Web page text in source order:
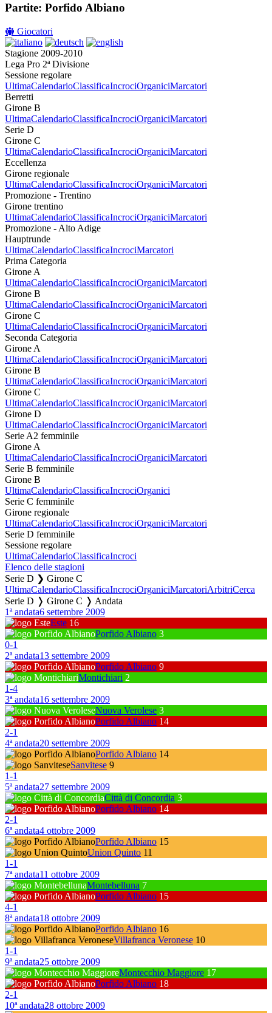
Partite: Porfido Albiano
Giocatori
Stagione 2009-2010
Lega Pro 2ª Divisione
Sessione regolare
UltimaCalendarioClassificaIncrociOrganiciMarcatori
Berretti
Girone B
UltimaCalendarioClassificaIncrociOrganiciMarcatori
Serie D
Girone C
UltimaCalendarioClassificaIncrociOrganiciMarcatori
Eccellenza
Girone regionale
UltimaCalendarioClassificaIncrociOrganiciMarcatori
Promozione - Trentino
Girone trentino
UltimaCalendarioClassificaIncrociOrganiciMarcatori
Promozione - Alto Adige
Hauptrunde
UltimaCalendarioClassificaIncrociMarcatori
Prima Categoria
Girone A
UltimaCalendarioClassificaIncrociOrganiciMarcatori
Girone B
UltimaCalendarioClassificaIncrociOrganiciMarcatori
Girone C
UltimaCalendarioClassificaIncrociOrganiciMarcatori
Seconda Categoria
Girone A
UltimaCalendarioClassificaIncrociOrganiciMarcatori
Girone B
UltimaCalendarioClassificaIncrociOrganiciMarcatori
Girone C
UltimaCalendarioClassificaIncrociOrganiciMarcatori
Girone D
UltimaCalendarioClassificaIncrociOrganiciMarcatori
Serie A2 femminile
Girone A
UltimaCalendarioClassificaIncrociOrganiciMarcatori
Serie B femminile
Girone B
UltimaCalendarioClassificaIncrociOrganici
Serie C femminile
Girone regionale
UltimaCalendarioClassificaIncrociOrganiciMarcatori
Serie D femminile
Sessione regolare
UltimaCalendarioClassificaIncroci
Elenco delle stagioni
Serie D ❯ Girone C
UltimaCalendarioClassificaIncrociOrganiciMarcatoriArbitriCerca
Serie D ❭ Girone C ❭ Andata
1ª andata6 settembre 2009
Este 16
Porfido Albiano 3
0-1
2ª andata13 settembre 2009
Porfido Albiano 9
Montichiari 2
1-4
3ª andata16 settembre 2009
Nuova Verolese 3
Porfido Albiano 14
2-1
4ª andata20 settembre 2009
Porfido Albiano 14
Sanvitese 9
1-1
5ª andata27 settembre 2009
Città di Concordia 3
Porfido Albiano 14
2-1
6ª andata4 ottobre 2009
Porfido Albiano 15
Union Quinto 11
1-1
7ª andata11 ottobre 2009
Montebelluna 7
Porfido Albiano 15
4-1
8ª andata18 ottobre 2009
Porfido Albiano 16
Villafranca Veronese 10
1-1
9ª andata25 ottobre 2009
Montecchio Maggiore 17
Porfido Albiano 18
2-1
10ª andata28 ottobre 2009